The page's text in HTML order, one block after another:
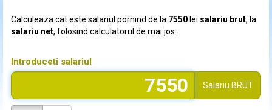
Calculeaza cat este salariul pornind de la 7550 lei salariu brut, la
salariu net, folosind calculatorul de mai jos:
Introduceti salariul
Salariu BRUT